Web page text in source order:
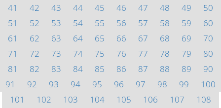
41
42 43 44 45 46 47 48 49
50
51
52 53 54 55 56 57 58 59
60
61
62 63 64 65 66 67 68 69
70
71
72 73 74 75 76 77 78 79
80
81
82 83 84 85 86 87 88 89
90
91
92 93 94 95 96 97 98 99
100
101
102 103 104 105 106 107
108